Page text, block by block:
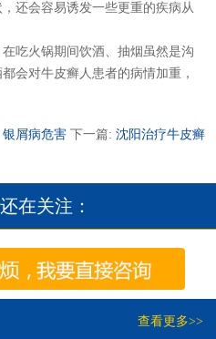
还会容易诱发一些更重的疾病从
火锅期间饮酒、抽烟虽然是沟
会对牛皮癣人患者的病情加重，
屑病危害 下一篇: 沈阳治疗牛皮癣
在关注：
查看更多>>